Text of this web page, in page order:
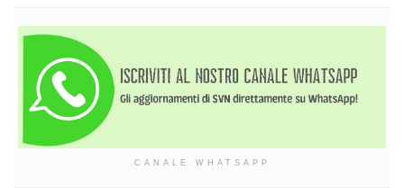
CANALE WHATSAPP